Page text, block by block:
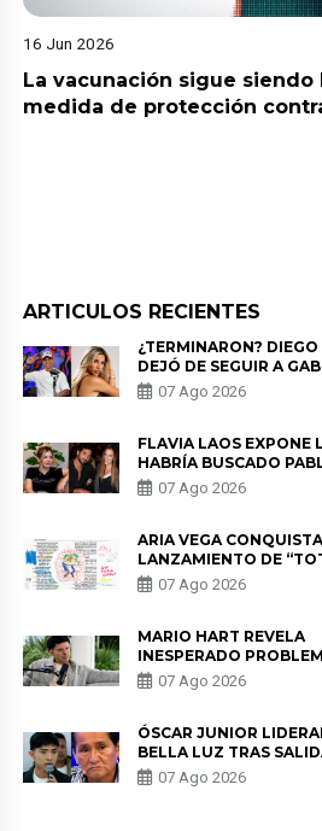
16 Jun 2026
La vacunación sigue siendo
medida de protección
ARTICULOS RECIENTES
¿TERMINARON? DIEGO
DEJÓ DE SEGUIR A
HERRERA Y ANUNCIA
DE PÓDCAST
07 Ago 2026
FLAVIA LAOS EXPONE
HABRÍA BUSCADO
HEREDIA CON ALE
DE LAS PARTES QUERÍA
07 Ago 2026
ARIA VEGA
LANZAMIENTO DE
07 Ago 2026
MARIO HART REVELA
INESPERADO
SALUD ANTES DE
KORINA: “ME
07 Ago 2026
ÓSCAR JUNIOR
BELLA LUZ TRAS
PADRE POR POLÉMICA
NALDY SALDAÑA
07 Ago 2026